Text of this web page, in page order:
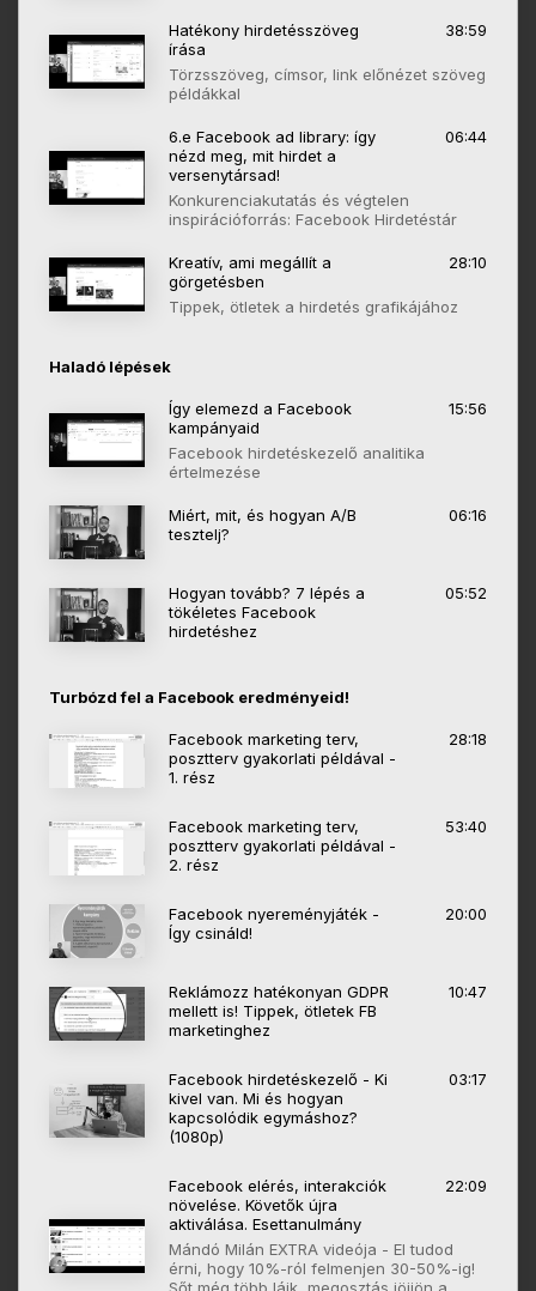
Hatékony hirdetésszöveg
írása
38:59
Törzsszöveg, címsor, link előnézet szöveg
példákkal
6.e Facebook ad library: így
nézd meg, mit hirdet a
versenytársad!
06:44
Konkurenciakutatás és végtelen
inspirációforrás: Facebook Hirdetéstár
Kreatív, ami megállít a
görgetésben
28:10
Tippek, ötletek a hirdetés grafikájához
Haladó lépések
Így elemezd a Facebook
kampányaid
15:56
Facebook hirdetéskezelő analitika
értelmezése
Miért, mit, és hogyan A/B
tesztelj?
06:16
Hogyan tovább? 7 lépés a
tökéletes Facebook
hirdetéshez
05:52
Turbózd fel a Facebook eredményeid!
Facebook marketing terv,
posztterv gyakorlati példával -
1. rész
28:18
Facebook marketing terv,
posztterv gyakorlati példával -
2. rész
53:40
Facebook nyereményjáték -
Így csináld!
20:00
Reklámozz hatékonyan GDPR
mellett is! Tippek, ötletek FB
marketinghez
10:47
Facebook hirdetéskezelő - Ki
kivel van. Mi és hogyan
kapcsolódik egymáshoz?
(1080p)
03:17
Facebook elérés, interakciók
növelése. Követők újra
aktiválása. Esettanulmány
22:09
Mándó Milán EXTRA videója - El tudod
érni, hogy 10%-ról felmenjen 30-50%-ig!